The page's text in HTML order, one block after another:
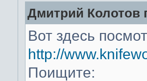
Дмитрий Колотов
Вот здесь
http://
Поищите: